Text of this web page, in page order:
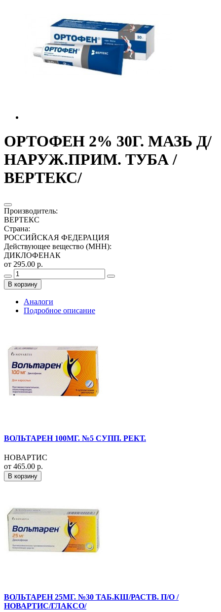
ОРТОФЕН 2% 30Г. МАЗЬ Д/
НАРУЖ.ПРИМ. ТУБА /
ВЕРТЕКС/
Производитель:
ВЕРТЕКС
Страна:
РОССИЙСКАЯ ФЕДЕРАЦИЯ
Действующее вещество (МНН):
ДИКЛОФЕНАК
от 295.00 р.
В корзину
Аналоги
Подробное описание
ВОЛЬТАРЕН 100МГ. №5 СУПП. РЕКТ.
НОВАРТИС
от 465.00 р.
В корзину
ВОЛЬТАРЕН 25МГ. №30 ТАБ.КШ/РАСТВ. П/О /
НОВАРТИС/ГЛАКСО/